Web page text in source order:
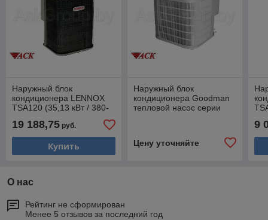
Наружный блок
кондиционера LENNOX
TSA120 (35,13 кВт / 380-
19 188,75 руб.
Купить
Наружный блок
кондиционера Goodman
тепловой насос серии
Цену уточняйте
9
О нас
Рейтинг не сформирован
Менее 5 отзывов за последний год